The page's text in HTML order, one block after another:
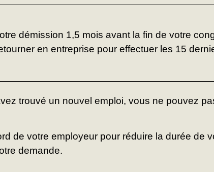
démission 1,5 mois avant la fin de votre
en entreprise pour effectuer les 15
trouvé un nouvel emploi, vous ne pouvez
de votre employeur pour réduire la durée de
demande.